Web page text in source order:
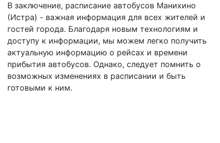
В заключение, расписание автобусов Манихино
(Истра) - важная информация для всех жителей и
гостей города. Благодаря новым технологиям и
доступу к информации, мы можем легко получить
актуальную информацию о рейсах и времени
прибытия автобусов. Однако, следует помнить о
возможных изменениях в расписании и быть
готовыми к ним.